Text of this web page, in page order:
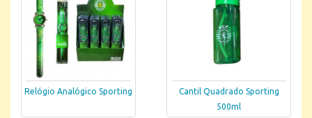
Relógio Analógico Sporting
Cantil Quadrado Sporting
500ml